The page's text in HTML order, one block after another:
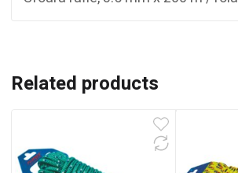
Related products